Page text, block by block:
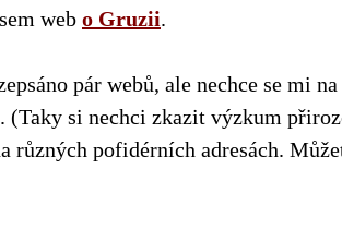
web o Gruzii.
pár webů, ale nechce se mi
(Taky si nechci zkazit výzkum
různých pofidérních adresách.